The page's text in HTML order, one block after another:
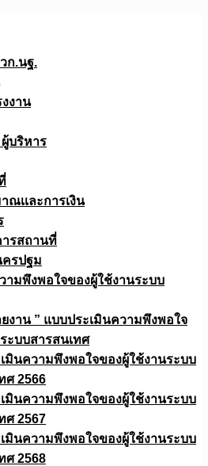
ก.นฐ.
งาน
บริหาร
ณเเละการเงิน
รสถานที่
รปฐม
ามพึงพอใจของผู้ใช้งานระบบ
ยงาน ” แบบประเมินความพึงพอใจ
ะบบสารสนเทศ
มินความพึงพอใจของผู้ใช้งานระบบ
ศ 2566
มินความพึงพอใจของผู้ใช้งานระบบ
ศ 2567
มินความพึงพอใจของผู้ใช้งานระบบ
ศ 2568